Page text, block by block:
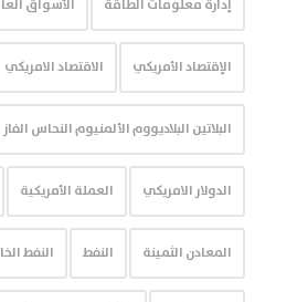
إدارة معلومات الطاقة الأسواق
الإقتصاد الأمريكي الاقتصاد الامريكي
البلاتين البلاديووم الألمنيوم النحاس
الدولار الامريكي العملة الأمريكية
المعادن الثمينة النفط النفط